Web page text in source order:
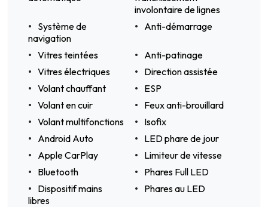
involontaire de lignes
Système de
navigation
Anti-démarrage
Vitres teintées
Anti-patinage
Vitres électriques
Direction assistée
Volant chauffant
ESP
Volant en cuir
Feux anti-brouillard
Volant multifonctions
Isofix
Android Auto
LED phare de jour
Apple CarPlay
Limiteur de vitesse
Bluetooth
Phares Full LED
Dispositif mains
libres
Phares au LED